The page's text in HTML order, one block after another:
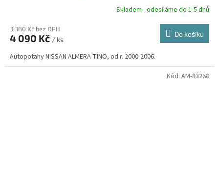
R
Skladem - odesíláme do 1-5 dnů
3 380 Kč bez DPH
4 090 Kč / ks
Do košíku
Autopotahy NISSAN ALMERA TINO, od r. 2000-2006.
Kód: AM-83268